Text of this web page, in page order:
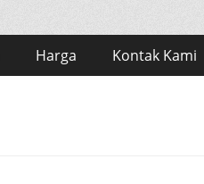
Harga Kontak Kami